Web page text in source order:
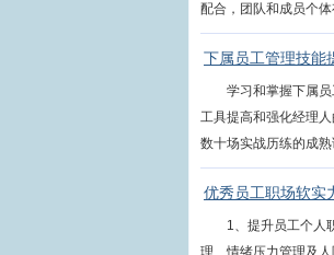
配合，团队和成员个
下属员工管理技能
学习和掌握下属
工具提高和强化经理
数十场实战历练的成
优秀员工职场软实
1、提升员工个人
理、情绪压力管理及